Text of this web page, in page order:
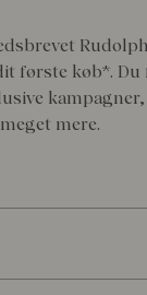
første køb*. Du
kampagner,
meget mere.